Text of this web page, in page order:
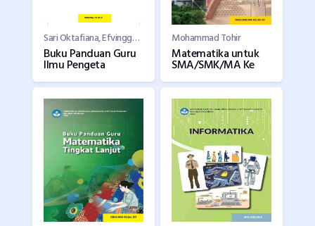
Sari Oktafiana, Efvinggo Fasya Jaya, M. Rizky Satria
Buku Panduan Guru
Ilmu Pengeta
Mohammad Tohir
Matematika untuk
SMA/SMK/MA Ke